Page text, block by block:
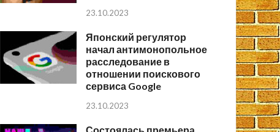
23.10.2023
Японский регулятор
начал антимонопольное
расследование в
отношении поискового
сервиса Google
23.10.2023